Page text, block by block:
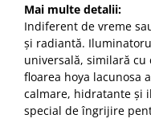
Mai multe detalii:
Indiferent de vreme
și radiantă.
universală, similară cu
floarea hoya lacunosa
calmare, hidratante și
special de îngrijire